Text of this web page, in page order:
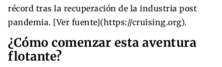
récord tras la recuperación de la industria post
pandemia. [Ver fuente](https://cruising.org).
¿Cómo comenzar esta aventura
flotante?